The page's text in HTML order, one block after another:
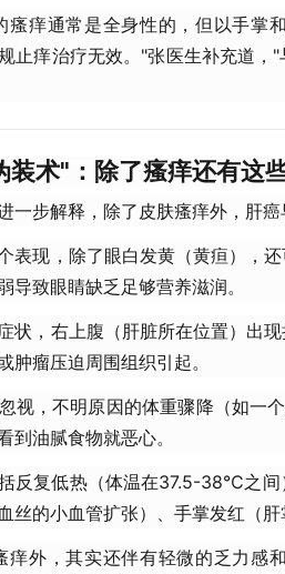
瘙痒通常是全身性的，但以手掌
止痒治疗无效。"张医生补充道
装术"：除了瘙痒还有这
一步解释，除了皮肤瘙痒外，肝
表现，除了眼白发黄（黄疸）
导致眼睛缺乏足够营养滋润。
状，右上腹（肝脏所在位置）
肿瘤压迫周围组织引起。
视，不明原因的体重骤降（如一
到油腻食物就恶心。
反复低热（体温在37.5-38℃之间
丝的小血管扩张）、手掌发红（肝
痒外，其实还伴有轻微的乏力感